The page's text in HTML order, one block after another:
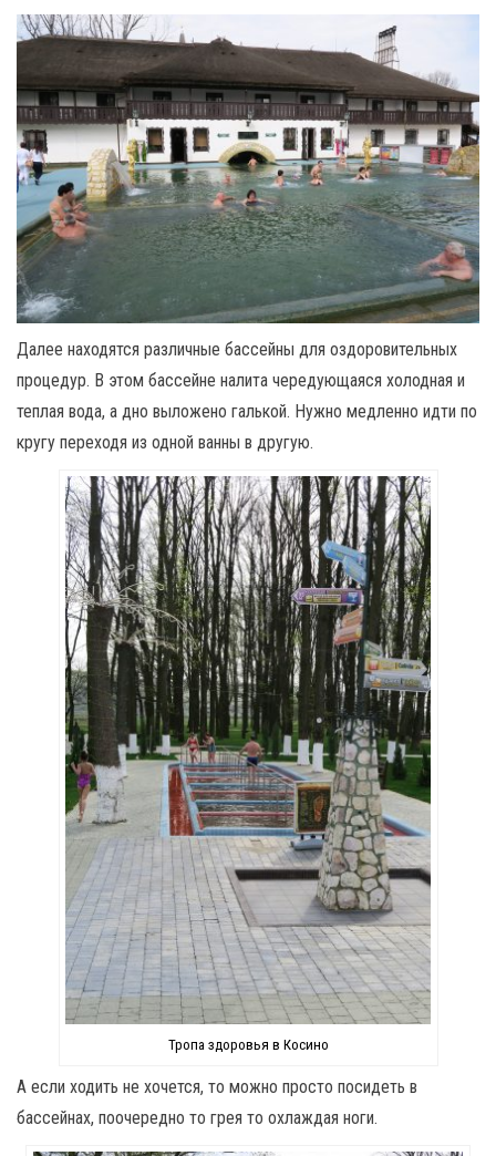
Далее находятся различные бассейны для оздоровительных
процедур. В этом бассейне налита чередующаяся холодная и
теплая вода, а дно выложено галькой. Нужно медленно идти по
кругу переходя из одной ванны в другую.
Тропа здоровья в Косино
А если ходить не хочется, то можно просто посидеть в
бассейнах, поочередно то грея то охлаждая ноги.